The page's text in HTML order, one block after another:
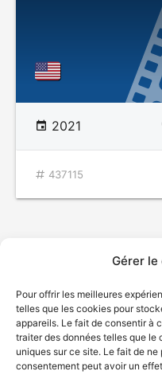
Gérer
Pour offrir les meilleures
telles que les cookies pour
appareils. Le fait de consentir à
traiter des données telles que le
uniques sur ce site. Le fait de
consentement peut avoir un
2021
437115